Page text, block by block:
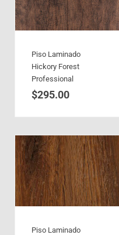
Piso Laminado
Hickory Forest
Professional
$295.00
Piso Laminado